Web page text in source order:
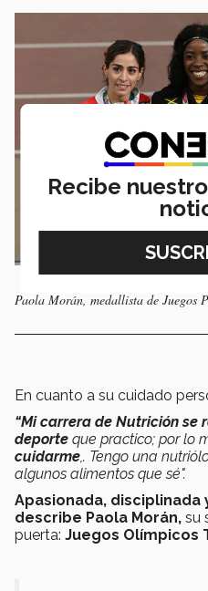
Paola Morán, medallista de Juegos
En cuanto a su cuidado
“Mi carrera de Nutrición se
deporte que practico; por lo
cuidarme,. Tengo una
algunos alimentos que sé".
Apasionada, disciplinada
describe Paola Morán, su
puerta: Juegos Olímpicos
Recibe